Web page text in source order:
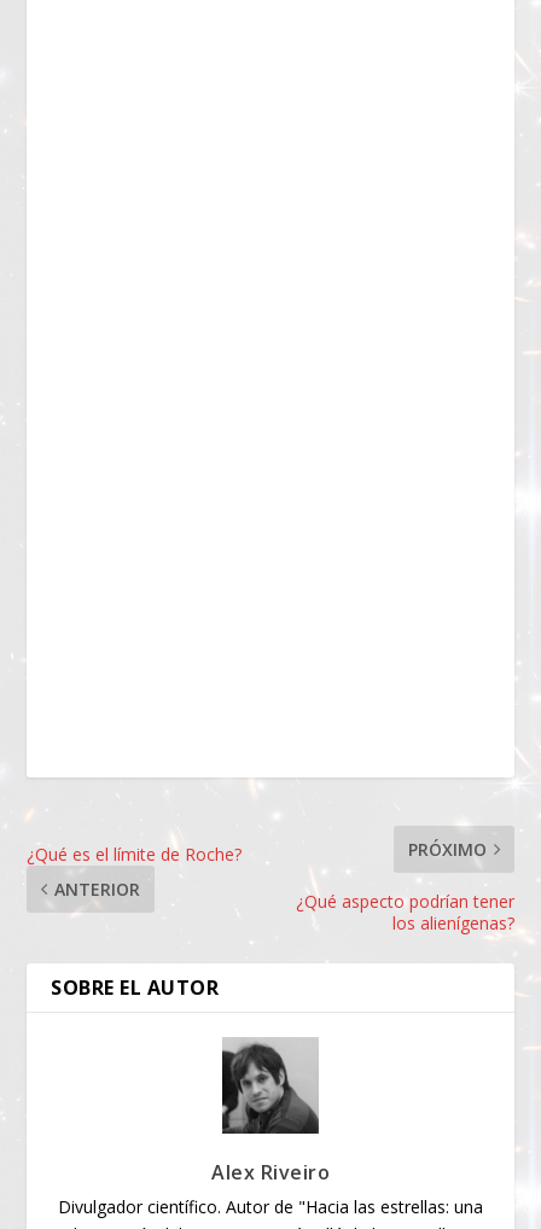
¿Qué es el límite de Roche?
ANTERIOR
PRÓXIMO
¿Qué aspecto podrían tener
los alienígenas?
SOBRE EL AUTOR
Alex Riveiro
Divulgador científico. Autor de "Hacia las estrellas: una